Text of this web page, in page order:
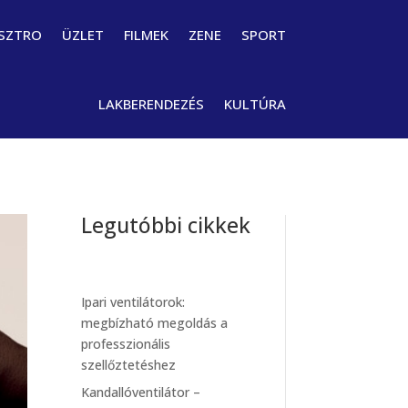
ÜZLET FILMEK ZENE SPORT
LAKBERENDEZÉS KULTÚRA
Legutóbbi cikkek
Ipari ventilátorok:
megbízható megoldás a
professzionális
szellőztetéshez
Kandallóventilátor –